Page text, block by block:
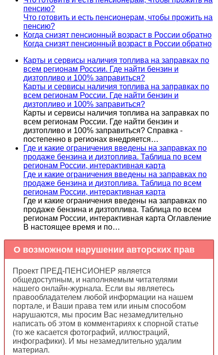
пенсию?
Что готовить и есть пенсионерам, чтобы прожить на
пенсию?
Когда снизят пенсионный возраст в России обратно
Когда снизят пенсионный возраст в России обратно
Карты и сервисы наличия топлива на заправках по
всем регионам России. Где найти бензин и
дизтопливо и 100% заправиться?
Карты и сервисы наличия топлива на заправках по
всем регионам России. Где найти бензин и
дизтопливо и 100% заправиться?
Карты и сервисы наличия топлива на заправках по
всем регионам России. Где найти бензин и
дизтопливо и 100% заправиться? Справка -
постепенно в регионах внедряется…
Где и какие ограничения введены на заправках по
продаже бензина и дизтоплива. Таблица по всем
регионам России, интерактивная карта
Где и какие ограничения введены на заправках по
продаже бензина и дизтоплива. Таблица по всем
регионам России, интерактивная карта
Где и какие ограничения введены на заправках по
продаже бензина и дизтоплива. Таблица по всем
регионам России, интерактивная карта Оглавление
В настоящее время и по…
О возможном нарушении авторских прав
Проект ПРЕД-ПЕНСИОНЕР является
общедоступным, и наполняемым читателями
нашего онлайн-журнала. Если вы являетесь
правообладателем любой информации на нашем
портале, и Ваши права тем или иным способом
нарушаются, мы просим Вас незамедлительно
написать об этом в комментариях к спорной статье
(то же касается фотографий, иллюстраций,
инфографики). И мы незамедлительно удалим
материал.